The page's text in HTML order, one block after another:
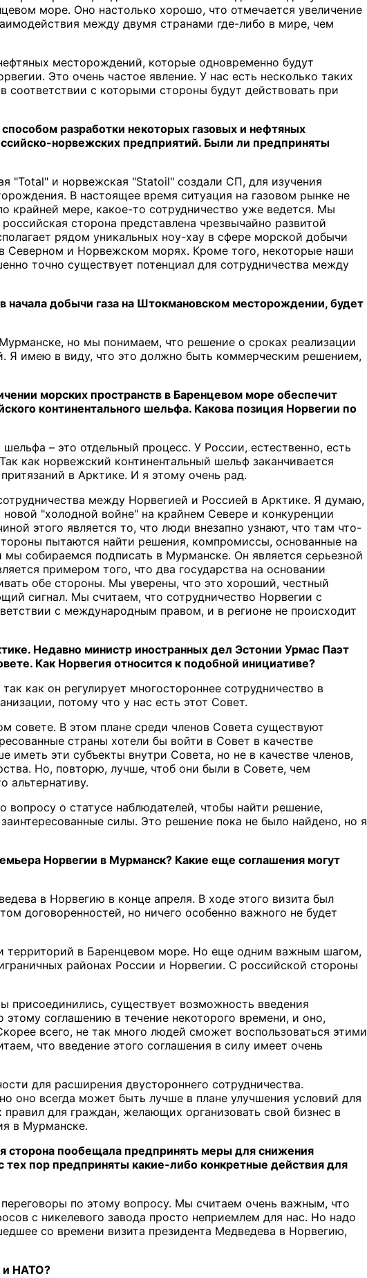
море. Оно настолько хорошо, что отмечается увеличение
между двумя странами где-либо в мире, чем
месторождений, которые одновременно будут
Это очень частое явление. У нас есть несколько таких
с которыми стороны будут действовать при
разработки некоторых газовых и нефтяных
норвежских предприятий. Были ли предприняты
"Total" и норвежская "Statoil" создали СП, для изучения
В настоящее время ситуация на газовом рынке не
крайней мере, какое-то сотрудничество уже ведется. Мы
сторона представлена чрезвычайно развитой
рядом уникальных ноу-хау в сфере морской добычи
Северном и Норвежском морях. Кроме того, некоторые наши
точно существует потенциал для сотрудничества между
начала добычи газа на Штокмановском месторождении, будет
но мы понимаем, что решение о сроках реализации
Я имею в виду, что это должно быть коммерческим решением,
морских пространств в Баренцевом море обеспечит
континентального шельфа. Какова позиция Норвегии по
– это отдельный процесс. У России, естественно, есть
как норвежский континентальный шельф заканчивается
в Арктике. И я этому очень рад.
между Норвегией и Россией в Арктике. Я думаю,
"холодной войне" на крайнем Севере и конкуренции
этого является то, что люди внезапно узнают, что там что-
пытаются найти решения, компромиссы, основанные на
собираемся подписать в Мурманске. Он является серьезной
примером того, что два государства на основании
обе стороны. Мы уверены, что это хороший, честный
сигнал. Мы считаем, что сотрудничество Норвегии с
с международным правом, и в регионе не происходит
Недавно министр иностранных дел Эстонии Урмас Паэт
Как Норвегия относится к подобной инициативе?
как он регулирует многостороннее сотрудничество в
потому что у нас есть этот Совет.
совете. В этом плане среди членов Совета существуют
страны хотели бы войти в Совет в качестве
иметь эти субъекты внутри Совета, но не в качестве членов,
Но, повторю, лучше, чтоб они были в Совете, чем
альтернативу.
вопросу о статусе наблюдателей, чтобы найти решение,
силы. Это решение пока не было найдено, но я
Норвегии в Мурманск? Какие еще соглашения могут
в Норвегию в конце апреля. В ходе этого визита был
договоренностей, но ничего особенно важного не будет
территорий в Баренцевом море. Но еще одним важным шагом,
районах России и Норвегии. С российской стороны
присоединились, существует возможность введения
соглашению в течение некоторого времени, и оно,
всего, не так много людей сможет воспользоваться этими
что введение этого соглашения в силу имеет очень
для расширения двустороннего сотрудничества.
оно всегда может быть лучше в плане улучшения условий для
для граждан, желающих организовать свой бизнес в
в Мурманске.
сторона пообещала предпринять меры для снижения
тех пор предприняты какие-либо конкретные действия для
по этому вопросу. Мы считаем очень важным, что
с никелевого завода просто неприемлем для нас. Но надо
со времени визита президента Медведева в Норвегию,
и НАТО?